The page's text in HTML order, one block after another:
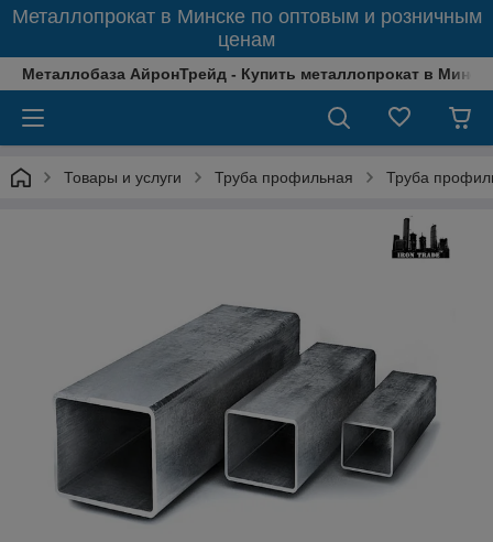
Металлопрокат в Минске по оптовым и розничным
ценам
Металлобаза АйронТрейд - Купить металлопрокат в
Товары и услуги Труба профильная Труба